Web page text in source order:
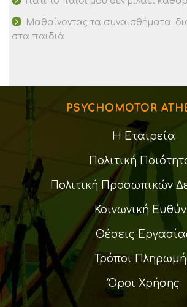
Μαθαίνοντας τα συναισθήματα:
στα παιδιά
PSYCHOMOTOR
Η Εταιρεία
Πολιτική
Πολιτική Προσωπικών
Κοινωνική
Θέσεις
Τρόποι
Όροι Χρήσης